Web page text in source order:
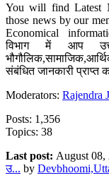
You will find Latest
those news by our
Economical
विभाग में आप
संबंधित जानकारी
Moderators: Rajendra
Posts: 1,356
Topics: 38
Last post: August 08,
उ... by